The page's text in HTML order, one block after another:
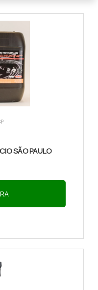
danifiquem peças ou
frequência fazer a
carro funcionando e
|Óleos Minerais
PREVENIR
nas articulações;
forma uma barreira
metálicos
de oficinas mostram
SÃO PAULO